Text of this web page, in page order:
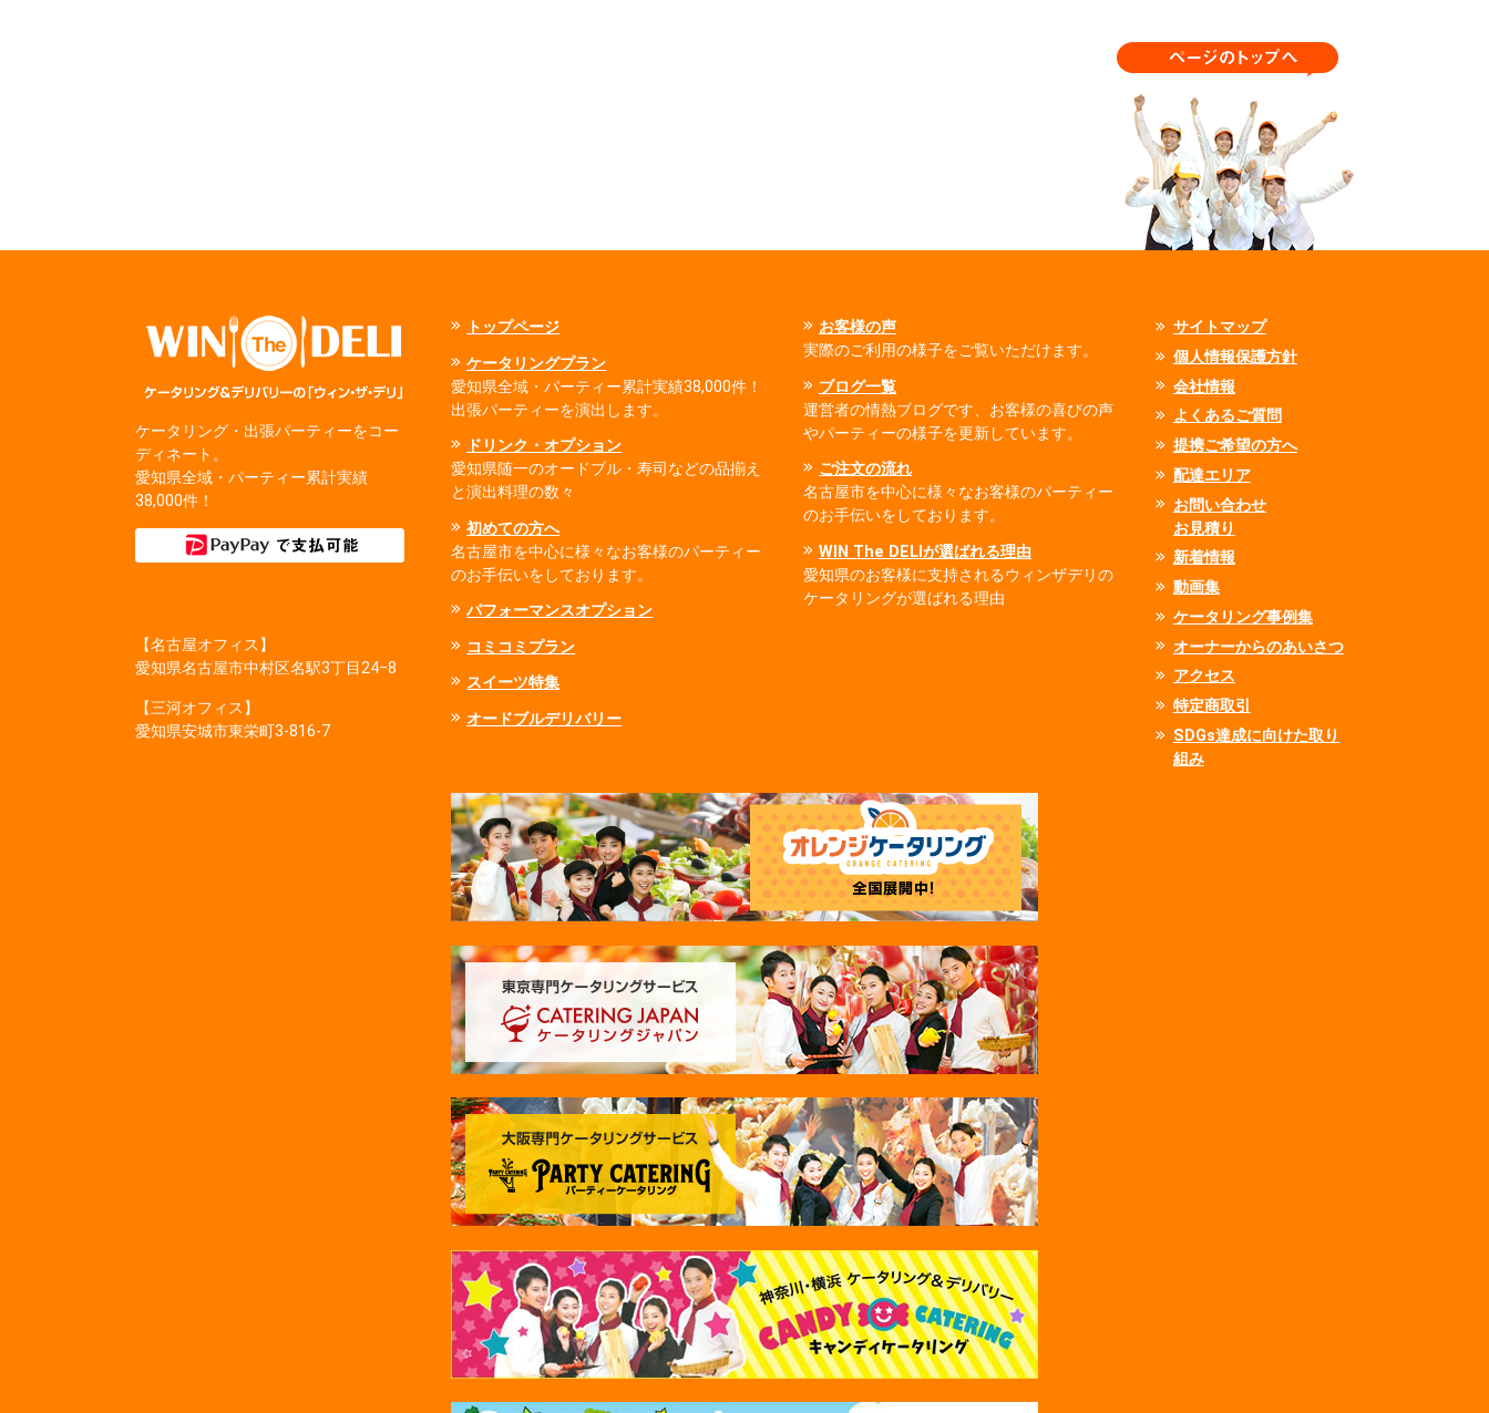
トップページ
ケータリングプラン
愛知県全域・パーティー累計実績38,000件！
出張パーティーを演出します。
ドリンク・オプション
愛知県随一のオードブル・寿司などの品揃え
と演出料理の数々
初めての方へ
名古屋市を中心に様々なお客様のパーティー
のお手伝いをしております。
パフォーマンスオプション
コミコミプラン
スイーツ特集
オードブルデリバリー
お客様の声
実際のご利用の様子をご覧いただけます。
ブログ一覧
運営者の情熱ブログです、お客様の喜びの声
やパーティーの様子を更新しています。
ご注文の流れ
名古屋市を中心に様々なお客様のパーティー
のお手伝いをしております。
WIN The DELIが選ばれる理由
愛知県のお客様に支持されるウィンザデリの
ケータリングが選ばれる理由
サイトマップ
個人情報保護方針
会社情報
よくあるご質問
提携ご希望の方へ
配達エリア
お問い合わせ
お見積り
新着情報
動画集
ケータリング事例集
オーナーからのあいさつ
アクセス
特定商取引
SDGs達成に向けた取り
組み
ケータリング・出張パーティーをコー
ディネート。
愛知県全域・パーティー累計実績
38,000件！
【名古屋オフィス】
愛知県名古屋市中村区名駅3丁目24−8
【三河オフィス】
愛知県安城市東栄町3‐816‐7